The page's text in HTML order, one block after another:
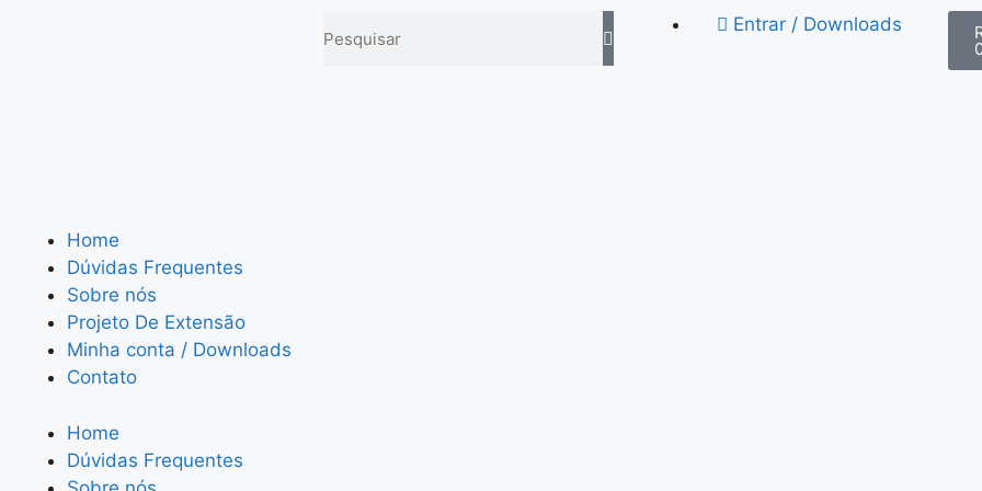
Entrar / Downloads
Home
Dúvidas Frequentes
Sobre nós
Projeto De Extensão
Minha conta / Downloads
Contato
Home
Dúvidas Frequentes